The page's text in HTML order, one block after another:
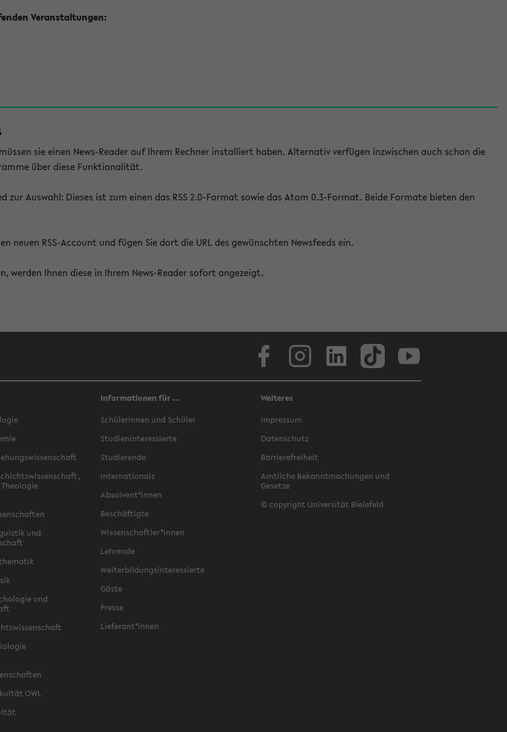
Veranstaltungen:
sie einen News-Reader auf Ihrem Rechner installiert haben. Alternativ verfügen inzwischen auch schon die
über diese Funktionalität.
zur Auswahl: Dieses ist zum einen das RSS 2.0-Format sowie das Atom 0.3-Format. Beide Formate bieten den
neuen RSS-Account und fügen Sie dort die URL des gewünschten Newsfeeds ein.
werden Ihnen diese in Ihrem News-Reader sofort angezeigt.
und
und
OWL
Informationen für ...
Schülerinnen und Schüler
Studieninteressierte
Studierende
Internationals
Absolvent*innen
Beschäftigte
Wissenschaftler*innen
Lehrende
Weiterbildungsinteressierte
Gäste
Presse
Lieferant*innen
Weiteres
Impressum
Datenschutz
Barrierefreiheit
Amtliche Bekanntmachungen und
Gesetze
© copyright Universität Bielefeld